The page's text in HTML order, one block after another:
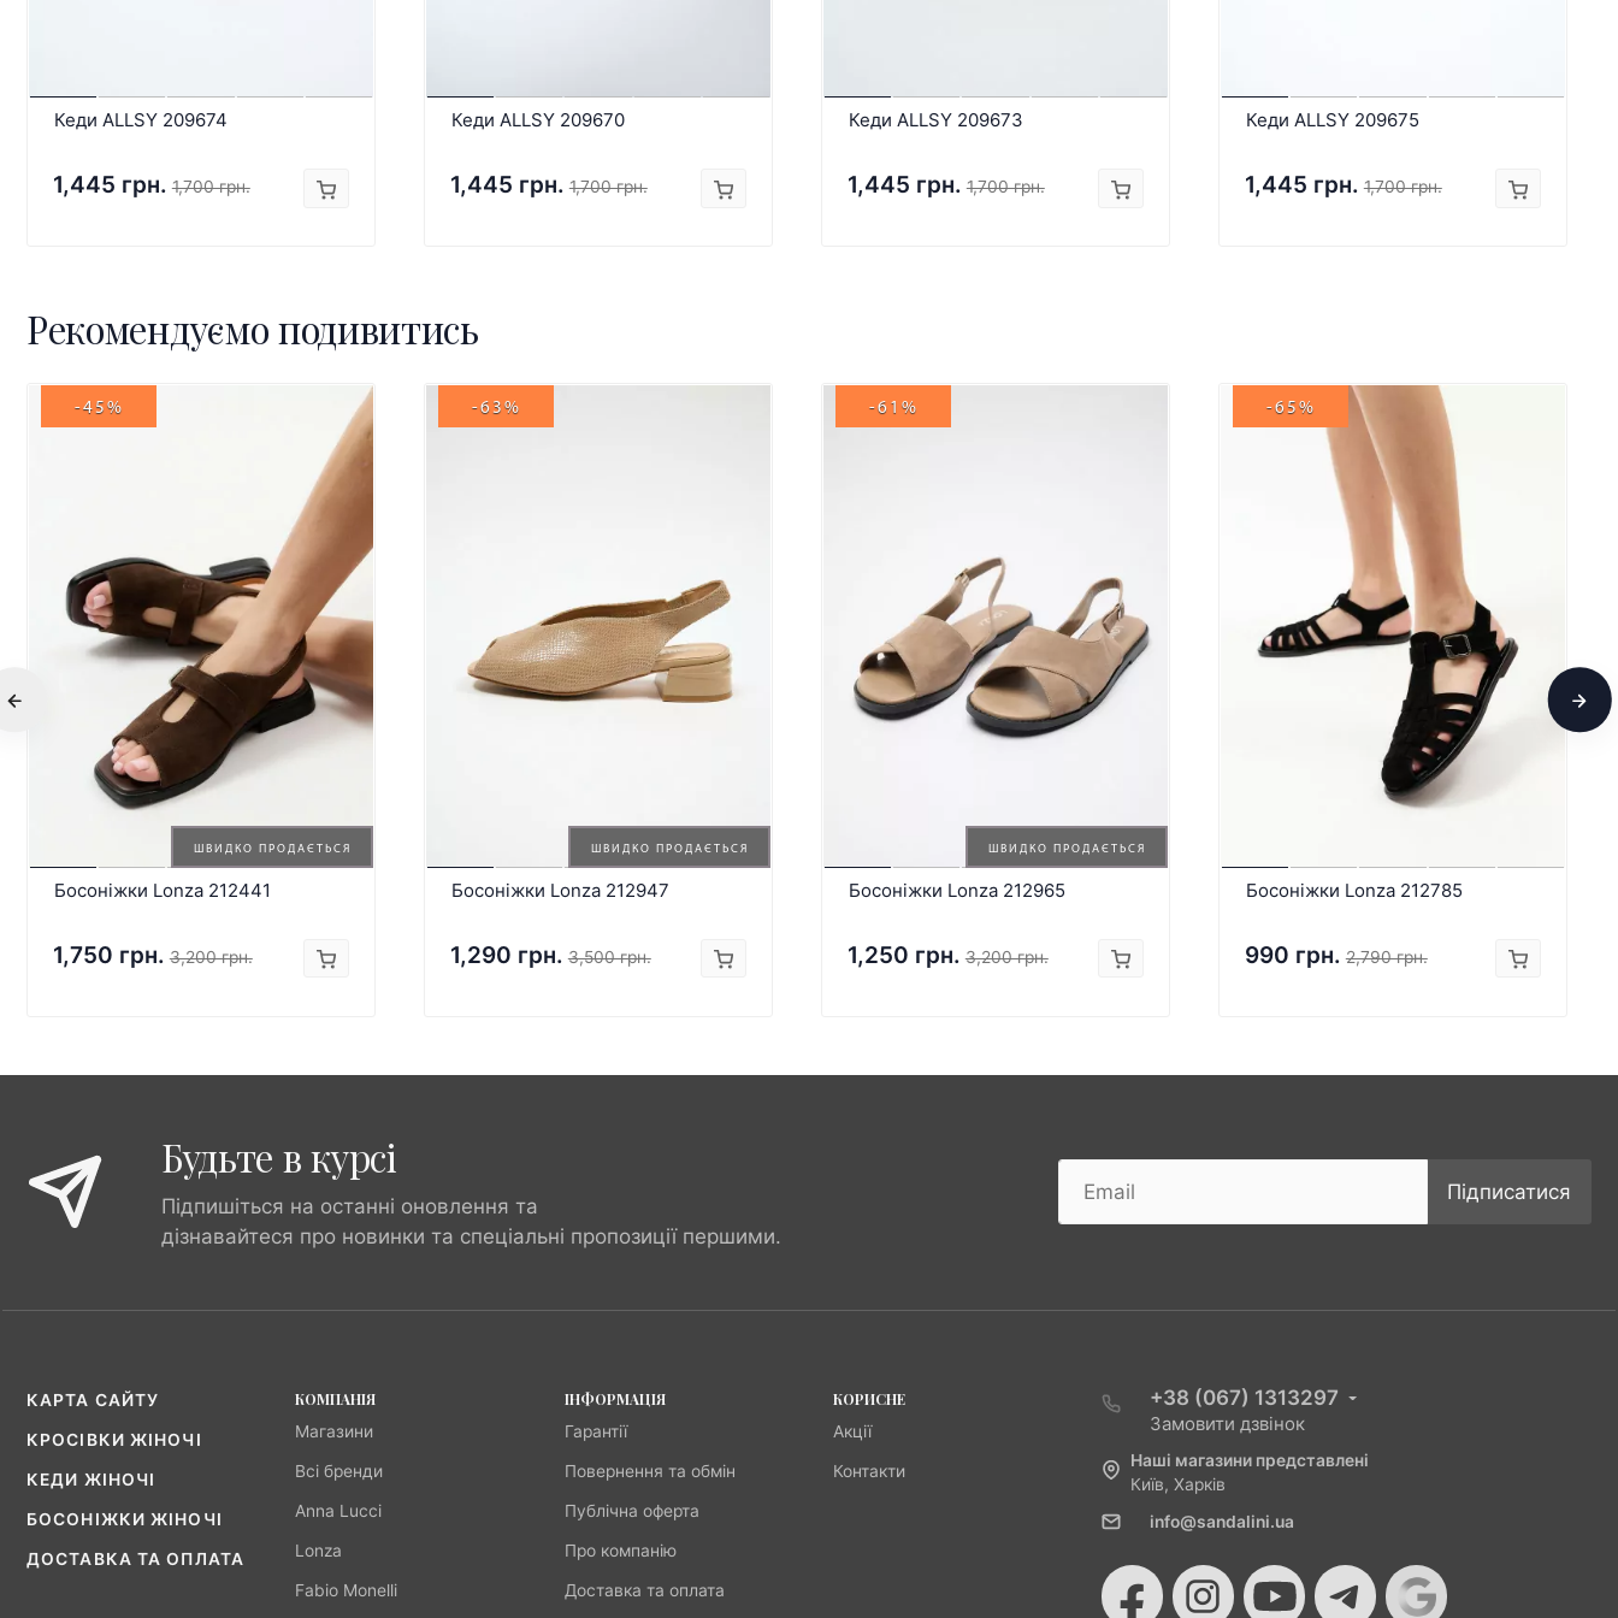
Кеди ALLSY 209674
1,445 грн. 1,700 грн.
Кеди ALLSY 209670
1,445 грн. 1,700 грн.
Кеди ALLSY 209673
1,445 грн. 1,700 грн.
Кеди ALLSY 209675
1,445 грн. 1,700 грн.
Рекомендуємо подивитись
ШВИДКО ПРОДАЄТЬСЯ
-45%
Босоніжки Lonza 212441
1,750 грн. 3,200 грн.
ШВИДКО ПРОДАЄТЬСЯ
-63%
Босоніжки Lonza 212947
1,290 грн. 3,500 грн.
ШВИДКО ПРОДАЄТЬСЯ
-61%
Босоніжки Lonza 212965
1,250 грн. 3,200 грн.
-65%
Босоніжки Lonza 212785
990 грн. 2,790 грн.
Будьте в курсі
Підпишіться на останні оновлення та
дізнавайтеся про новинки та спеціальні пропозиції першими.
Підписатися
КАРТА САЙТУ
КРОСІВКИ ЖІНОЧІ
КЕДИ ЖІНОЧІ
БОСОНІЖКИ ЖІНОЧІ
ДОСТАВКА ТА ОПЛАТА
КОМПАНІЯ
Магазини
Всі бренди
Anna Lucci
Lonza
Fabio Monelli
ІНФОРМАЦІЯ
Гарантії
Повернення та обмін
Публічна оферта
Про компанію
Доставка та оплата
КОРИСНЕ
Акції
Контакти
+38 (067) 1313297
Замовити дзвінок
Наші магазини представлені
Київ, Харків
info@sandalini.ua